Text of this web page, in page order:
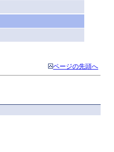
ページの先頭へ